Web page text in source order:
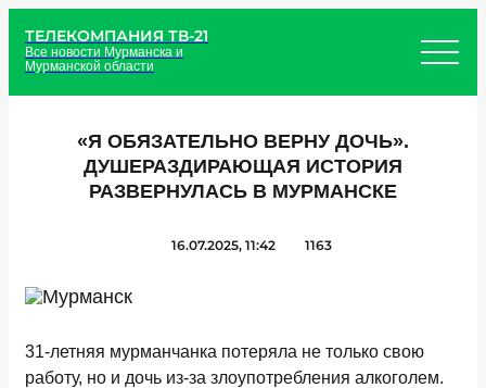
ТЕЛЕКОМПАНИЯ ТВ-21
Все новости Мурманска и
Мурманской области
«Я ОБЯЗАТЕЛЬНО ВЕРНУ ДОЧЬ».
ДУШЕРАЗДИРАЮЩАЯ ИСТОРИЯ
РАЗВЕРНУЛАСЬ В МУРМАНСКЕ
16.07.2025, 11:42 1163
31-летняя мурманчанка потеряла не только свою
работу, но и дочь из-за злоупотребления алкоголем.